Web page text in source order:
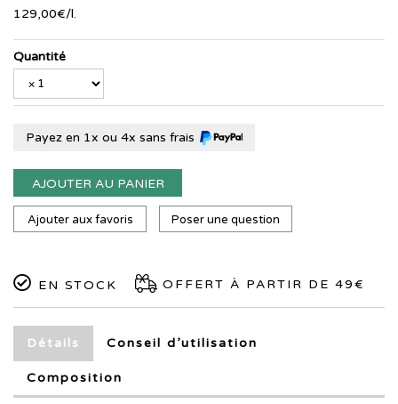
129,00€/l.
Quantité
Payez en 1x ou 4x sans frais
AJOUTER AU PANIER
Ajouter aux favoris Poser une question
EN STOCK OFFERT À PARTIR DE 49€
Détails Conseil d’utilisation
Composition